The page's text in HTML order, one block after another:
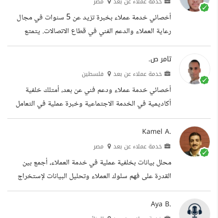
أخصائي خدمة عملاء بخبرة تزيد عن 5 سنوات في مجال
رعاية العملاء والدعم الفني في قطاع الاتصالات. يتمتع
بمهارة عالية في التعامل مع استفسارات العملاء المعقدة،
وحل الشكاوى بكفاءة، وتقديم خدمة عالية الجودة. بارع في
استخدام أنظمة إدارة علاقات العملاء وأدوات الإنتاجية،
ويتمتع بمهارات تواصل وحل مشكلات قوية. الخبرات
التعليم المهارات
تامر ص.
خدمة عملاء عن بعد فلسطين
أخصائي خدمة عملاء ودعم فني عن بعد، أمتلك خلفية
أكاديمية في الخدمة الاجتماعية وخبرة عملية في التعامل
مع العملاء عبر الإنترنت. عملت كبائع مستقل على منصة
خمسات، وأدير موقعا تقنيا متخصصا في تقديم الشروحات
وحل المشكلات. أتميز بالصبر، والتنظيم، والالتزام بتقديم
تجربة احترافية ومميزة للمستخدمين. الخبرات التعليم
Kamel A.
خدمة عملاء عن بعد مصر
محلل بيانات بخلفية عملية في خدمة العملاء، أجمع بين
القدرة على فهم سلوك العملاء وتحليل البيانات لإستخراج
رؤى تدعم إتخاذ القرار وتحسين تجربة المستخدم. أمتلك
Aya B.